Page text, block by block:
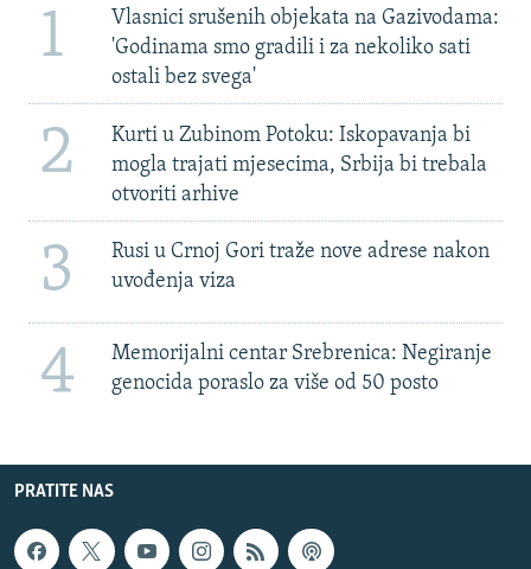
1
Vlasnici srušenih objekata na Gazivodama:
'Godinama smo gradili i za nekoliko sati
ostali bez svega'
2
Kurti u Zubinom Potoku: Iskopavanja bi
mogla trajati mjesecima, Srbija bi trebala
otvoriti arhive
3
Rusi u Crnoj Gori traže nove adrese nakon
uvođenja viza
4
Memorijalni centar Srebrenica: Negiranje
genocida poraslo za više od 50 posto
PRATITE NAS